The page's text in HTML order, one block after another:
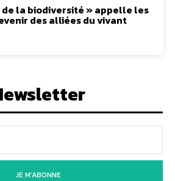
de la biodiversité » appelle les
des alliées du vivant
JE M'ABONNE